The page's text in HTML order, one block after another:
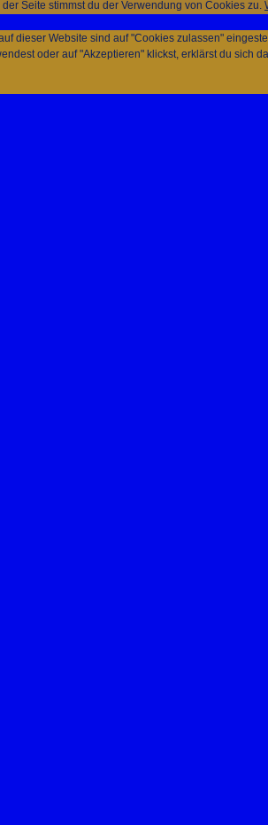
Seite stimmst du der Verwendung von Cookies zu.
dieser Website sind auf "Cookies zulassen"
oder auf "Akzeptieren" klickst, erklärst du sich